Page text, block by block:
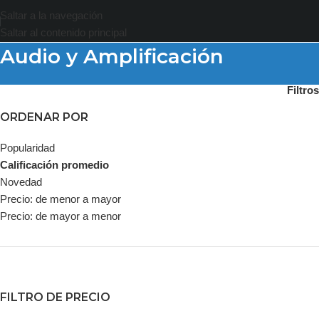
Saltar a la navegación
Saltar al contenido principal
Audio y Amplificación
Filtros
ORDENAR POR
Popularidad
Calificación promedio
Novedad
Precio: de menor a mayor
Precio: de mayor a menor
FILTRO DE PRECIO